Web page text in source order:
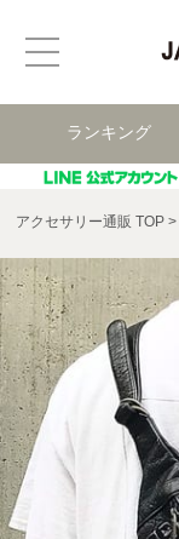
ランキング
アクセサリー通販 TOP